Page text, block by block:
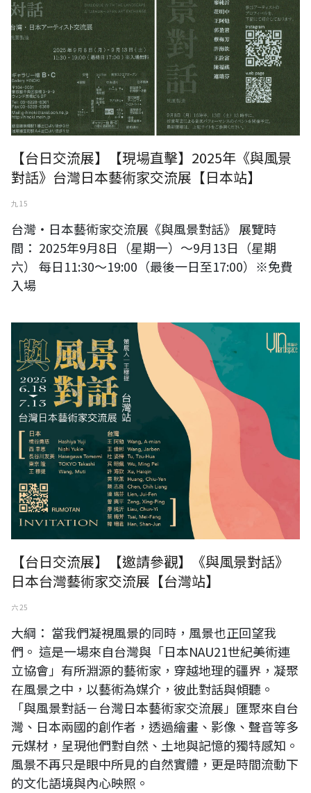
【台日交流展】【現場直擊】2025年《與風景
對話》台灣日本藝術家交流展【日本站】
九 15
台灣・日本藝術家交流展《與風景對話》 展覽時
間： 2025年9月8日（星期一）～9月13日（星期
六） 每日11:30～19:00（最後一日至17:00）※免費
入場
《與風景對話》日本台灣藝術家交流展
【台日交流展】【邀請參觀】《與風景對話》
日本台灣藝術家交流展【台灣站】
六 25
大綱： 當我們凝視風景的同時，風景也正回望我
們。 這是一場來自台灣與「日本NAU21世紀美術連
立協會」有所淵源的藝術家，穿越地理的疆界，凝聚
在風景之中，以藝術為媒介，彼此對話與傾聽。
「與風景對話－台灣日本藝術家交流展」匯聚來自台
灣、日本兩國的創作者，透過繪畫、影像、聲音等多
元媒材，呈現他們對自然、土地與記憶的獨特感知。
風景不再只是眼中所見的自然實體，更是時間流動下
的文化語境與內心映照。